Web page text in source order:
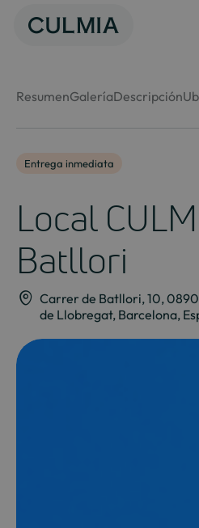
ResumenGaleríaDescripción
Entrega inmediata
Local
Batllori
Carrer de Batllori, 10,
de Llobregat, Barcelona,